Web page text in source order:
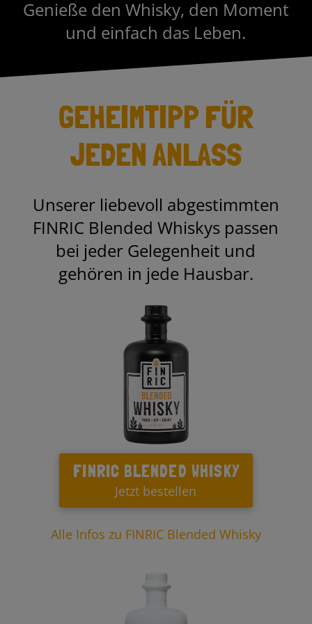
Genieße den Whisky, den Moment
und einfach das Leben.
GEHEIMTIPP FÜR
JEDEN ANLASS
Unserer liebevoll abgestimmten
FINRIC Blended Whiskys passen
bei jeder Gelegenheit und
gehören in jede Hausbar.
FINRIC BLENDED WHISKY
Jetzt bestellen
Alle Infos zu FINRIC Blended Whisky